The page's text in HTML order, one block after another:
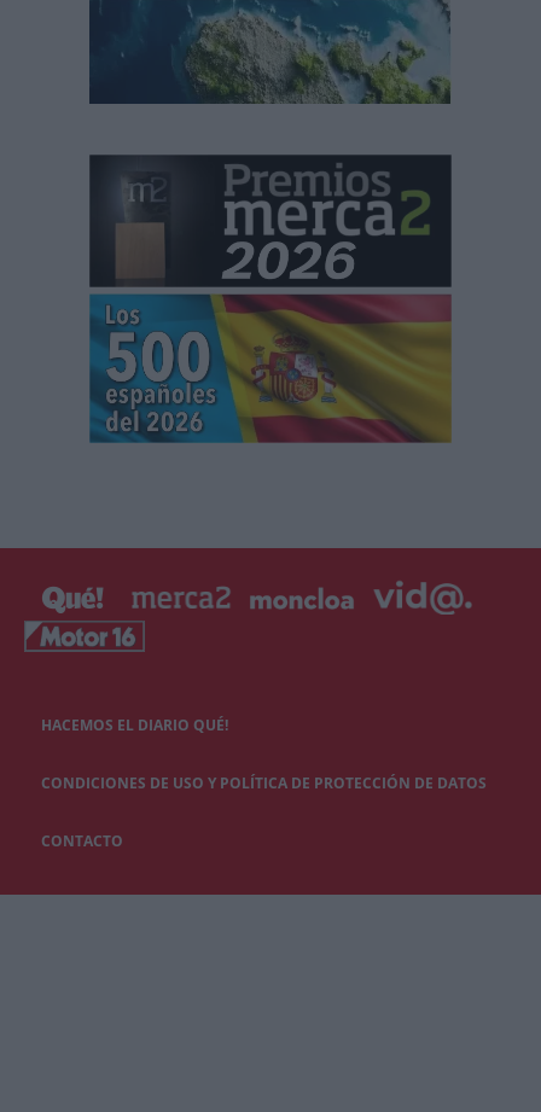
HACEMOS EL DIARIO QUÉ!
CONDICIONES DE USO Y POLÍTICA DE PROTECCIÓN DE DATOS
CONTACTO